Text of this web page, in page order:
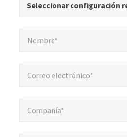
indica
Seleccionar configuración
Nombre*
Correo electrónico*
Compañía*